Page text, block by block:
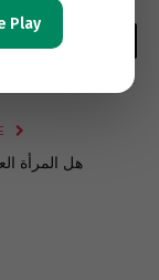
Copy
Link
هل المرأة
Play